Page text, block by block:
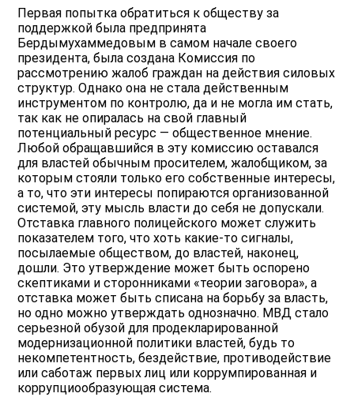
Первая попытка обратиться к обществу за
поддержкой была предпринята
Бердымухаммедовым в самом начале своего
президента, была создана Комиссия по
рассмотрению жалоб граждан на действия силовых
структур. Однако она не стала действенным
инструментом по контролю, да и не могла им стать,
так как не опиралась на свой главный
потенциальный ресурс — общественное мнение.
Любой обращавшийся в эту комиссию оставался
для властей обычным просителем, жалобщиком, за
которым стояли только его собственные интересы,
а то, что эти интересы попираются организованной
системой, эту мысль власти до себя не допускали.
Отставка главного полицейского может служить
показателем того, что хоть какие-то сигналы,
посылаемые обществом, до властей, наконец,
дошли. Это утверждение может быть оспорено
скептиками и сторонниками «теории заговора», а
отставка может быть списана на борьбу за власть,
но одно можно утверждать однозначно. МВД стало
серьезной обузой для продекларированной
модернизационной политики властей, будь то
некомпетентность, бездействие, противодействие
или саботаж первых лиц или коррумпированная и
коррупциообразующая система.